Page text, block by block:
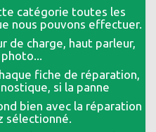
catégorie toutes les
nous pouvons effectuer.
de charge, haut parleur,
fiche de réparation,
si la panne
bien avec la réparation
sélectionné.